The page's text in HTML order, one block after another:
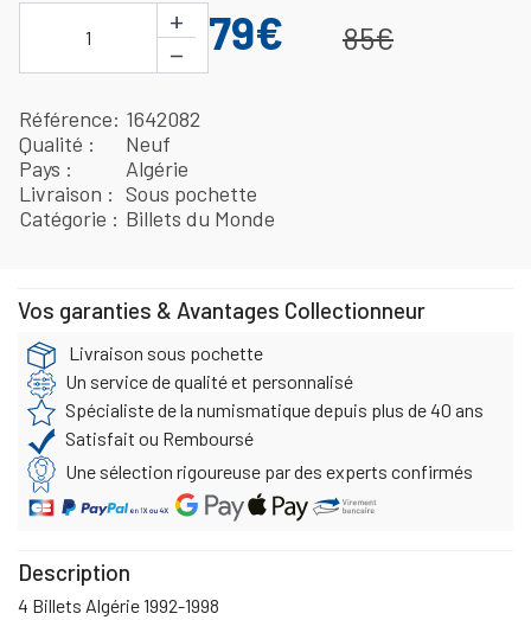
1
+
−
79€ 85€
Référence 1642082
Qualité
Neuf
Pays
Algérie
Livraison
Sous pochette
Catégorie
Billets du Monde
Vos garanties & Avantages Collectionneur
Livraison sous pochette
Un service de qualité et personnalisé
Spécialiste de la numismatique depuis plus de 40 ans
Satisfait ou Remboursé
Une sélection rigoureuse par des experts confirmés
Description
4 Billets Algérie 1992-1998